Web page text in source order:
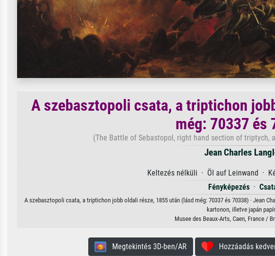
A szebasztopoli csata, a triptichon
még: 70337 és
(The Battle of Sebastopol, right hand section of triptych,
Jean Charles
Keltezés nélküli · Öl auf Leinwand ·
Fényképezés ·
A szebasztopoli csata, a triptichon jobb oldali része, 1855 után (lásd még: 70337 és 70338) · Jean
kartonon, illetve japán
Musee des Beaux-Arts, Caen, France /
Megtekintés 3D-ben/AR Hozzáadás